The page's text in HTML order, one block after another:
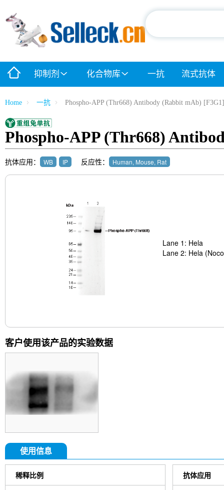
抑制剂 化合物库 一抗 流式抗体
Home 一抗 Phospho-APP (Thr668) Antibody (Rabbit mAb) [F3G1]
Phospho-APP (Thr668)
抗体应用： WB IP 反应性： Human, Mouse, Rat
Lane 1: Hela
Lane 2: Hela
客户使用该产品的实验数据
使用信息
稀释比例 抗体应用